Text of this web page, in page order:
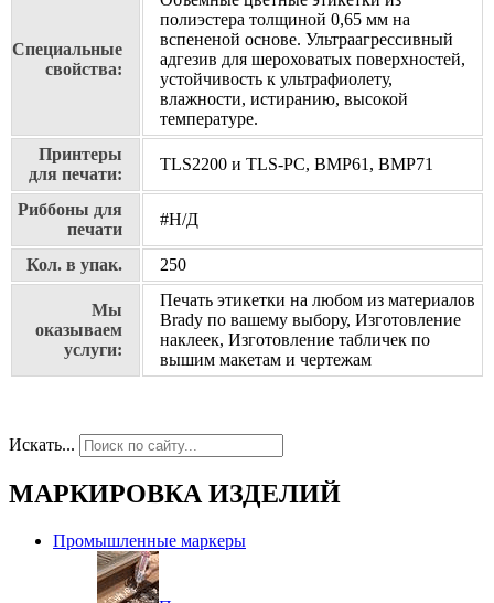
Специальные
свойства:
полиэстера толщиной 0,65 мм на
вспененой основе. Ультраагрессивный
адгезив для шероховатых поверхностей,
устойчивость к ультрафиолету,
влажности, истиранию, высокой
температуре.
Принтеры
для печати:
TLS2200 и TLS-PC, BMP61, BMP71
Риббоны для
печати
#Н/Д
Кол. в упак. 250
Мы
оказываем
услуги:
Печать этикетки на любом из материалов
Brady по вашему выбору, Изготовление
наклеек, Изготовление табличек по
вышим макетам и чертежам
Искать...
МАРКИРОВКА ИЗДЕЛИЙ
Промышленные маркеры